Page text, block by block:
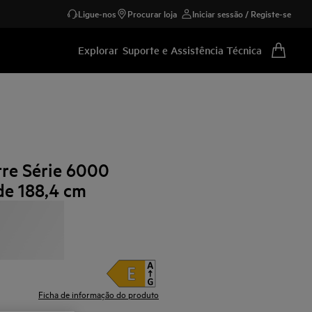
Ligue-nos Procurar loja Iniciar sessão / Registe-se
Explorar Suporte e Assistência Técnica
Série 6000
188,4 cm
Ficha de informação do produto